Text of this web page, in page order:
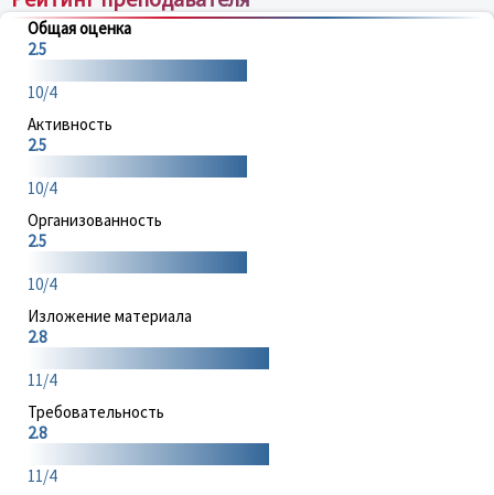
Общая оценка
2.5
10/4
Активность
2.5
10/4
Организованность
2.5
10/4
Изложение материала
2.8
11/4
Требовательность
2.8
11/4